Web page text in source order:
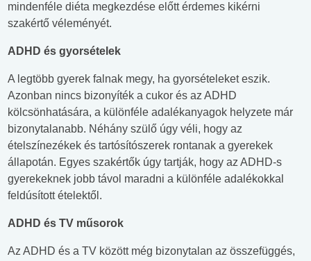
mindenféle diéta megkezdése előtt érdemes kikérni
szakértő véleményét.
ADHD és gyorsételek
A legtöbb gyerek falnak megy, ha gyorsételeket eszik.
Azonban nincs bizonyíték a cukor és az ADHD
kölcsönhatására, a különféle adalékanyagok helyzete már
bizonytalanabb. Néhány szülő úgy véli, hogy az
ételszínezékek és tartósítószerek rontanak a gyerekek
állapotán. Egyes szakértők úgy tartják, hogy az ADHD-s
gyerekeknek jobb távol maradni a különféle adalékokkal
feldúsított ételektől.
ADHD és TV műsorok
Az ADHD és a TV között még bizonytalan az összefüggés,